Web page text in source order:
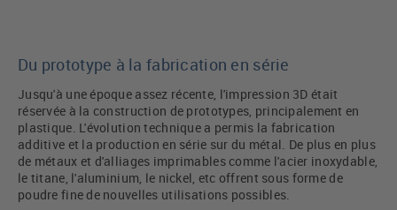
Du prototype à la fabrication en série
Jusqu'à une époque assez récente, l'impression 3D était
réservée à la construction de prototypes, principalement en
plastique. L'évolution technique a permis la fabrication
additive et la production en série sur du métal. De plus en plus
de métaux et d'alliages imprimables comme l'acier inoxydable,
le titane, l'aluminium, le nickel, etc offrent sous forme de
poudre fine de nouvelles utilisations possibles.